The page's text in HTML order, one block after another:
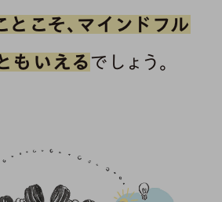
とこそ、マインドフル
もいえる でしょう。